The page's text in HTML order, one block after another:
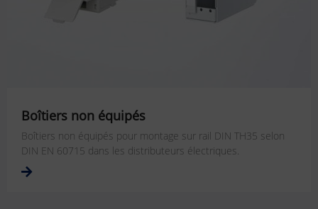
Boîtiers non équipés
Boîtiers non équipés pour montage sur rail DIN TH35 selon
DIN EN 60715 dans les distributeurs électriques.